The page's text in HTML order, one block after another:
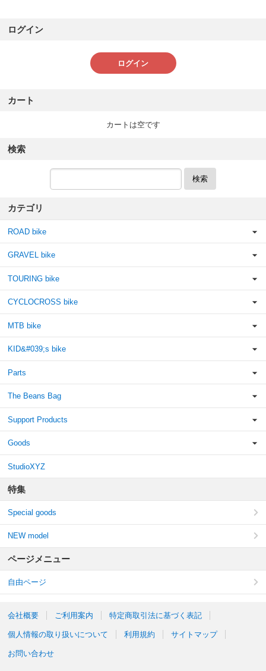
ログイン
ログイン
カート
カートは空です
検索
検索
カテゴリ
ROAD bike
GRAVEL bike
TOURING bike
CYCLOCROSS bike
MTB bike
KID&#039;s bike
Parts
The Beans Bag
Support Products
Goods
StudioXYZ
特集
Special goods
NEW model
ページメニュー
自由ページ
会社概要 ご利用案内 特定商取引法に基づく表記
個人情報の取り扱いについて 利用規約 サイトマップ
お問い合わせ